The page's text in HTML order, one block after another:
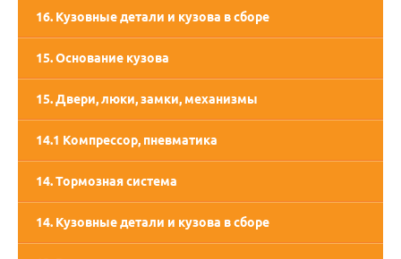
16. Кузовные детали и кузова в сборе
15. Основание кузова
15. Двери, люки, замки, механизмы
14.1 Компрессор, пневматика
14. Тормозная система
14. Кузовные детали и кузова в сборе